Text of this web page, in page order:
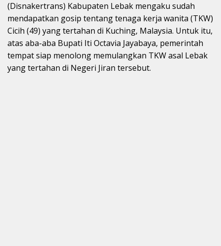
(Disnakertrans) Kabupaten Lebak mengaku sudah
mendapatkan gosip tentang tenaga kerja wanita (TKW)
Cicih (49) yang tertahan di Kuching, Malaysia. Untuk itu,
atas aba-aba Bupati Iti Octavia Jayabaya, pemerintah
tempat siap menolong memulangkan TKW asal Lebak
yang tertahan di Negeri Jiran tersebut.